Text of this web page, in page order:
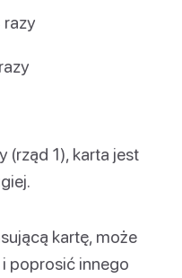
razy
(rząd 1), karta jest
kartę, może
poprosić innego